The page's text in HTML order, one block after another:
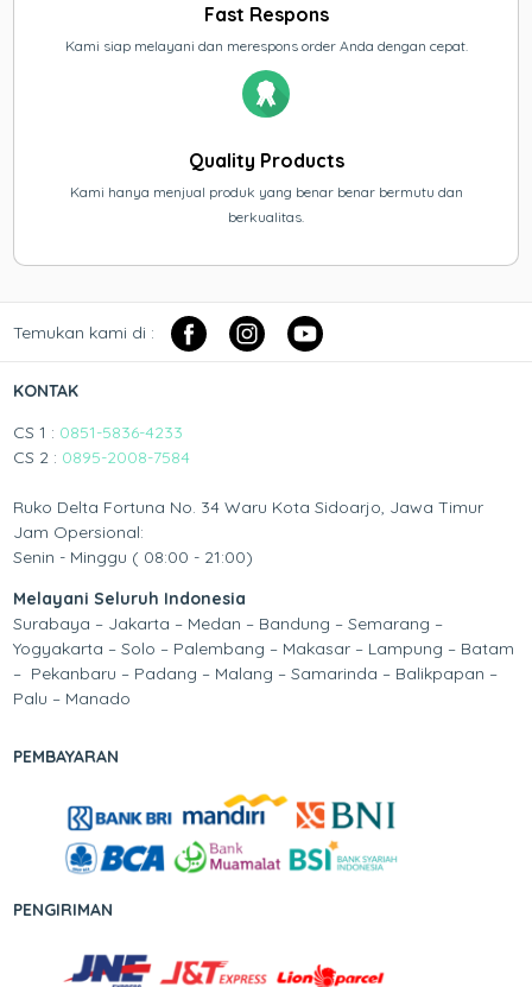
Fast Respons
Kami siap melayani dan merespons order Anda dengan cepat.
Quality Products
Kami hanya menjual produk yang benar benar bermutu dan
berkualitas.
Temukan kami di :
KONTAK
CS 1 : 0851-5836-4233
CS 2 : 0895-2008-7584
Ruko Delta Fortuna No. 34 Waru Kota Sidoarjo, Jawa Timur
Jam Opersional:
Senin - Minggu ( 08:00 - 21:00)
Melayani Seluruh Indonesia
Surabaya – Jakarta – Medan – Bandung – Semarang –
Yogyakarta – Solo – Palembang – Makasar – Lampung – Batam
– Pekanbaru – Padang – Malang – Samarinda – Balikpapan –
Palu – Manado
PEMBAYARAN
PENGIRIMAN